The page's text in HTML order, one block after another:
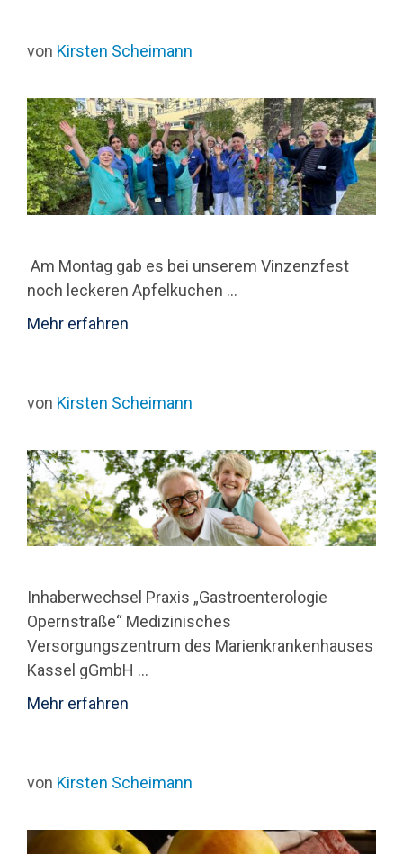
von Kirsten Scheimann
Am Montag gab es bei unserem Vinzenzfest
noch leckeren Apfelkuchen …
Mehr erfahren
von Kirsten Scheimann
Inhaberwechsel Praxis „Gastroenterologie
Opernstraße“ Medizinisches
Versorgungszentrum des Marienkrankenhauses
Kassel gGmbH …
Mehr erfahren
von Kirsten Scheimann